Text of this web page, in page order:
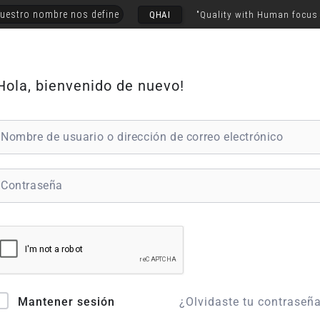
nombre nos define QHAI "Quality with Human focus
bienvenido de nuevo!
Mantener sesión ¿Olvidaste tu